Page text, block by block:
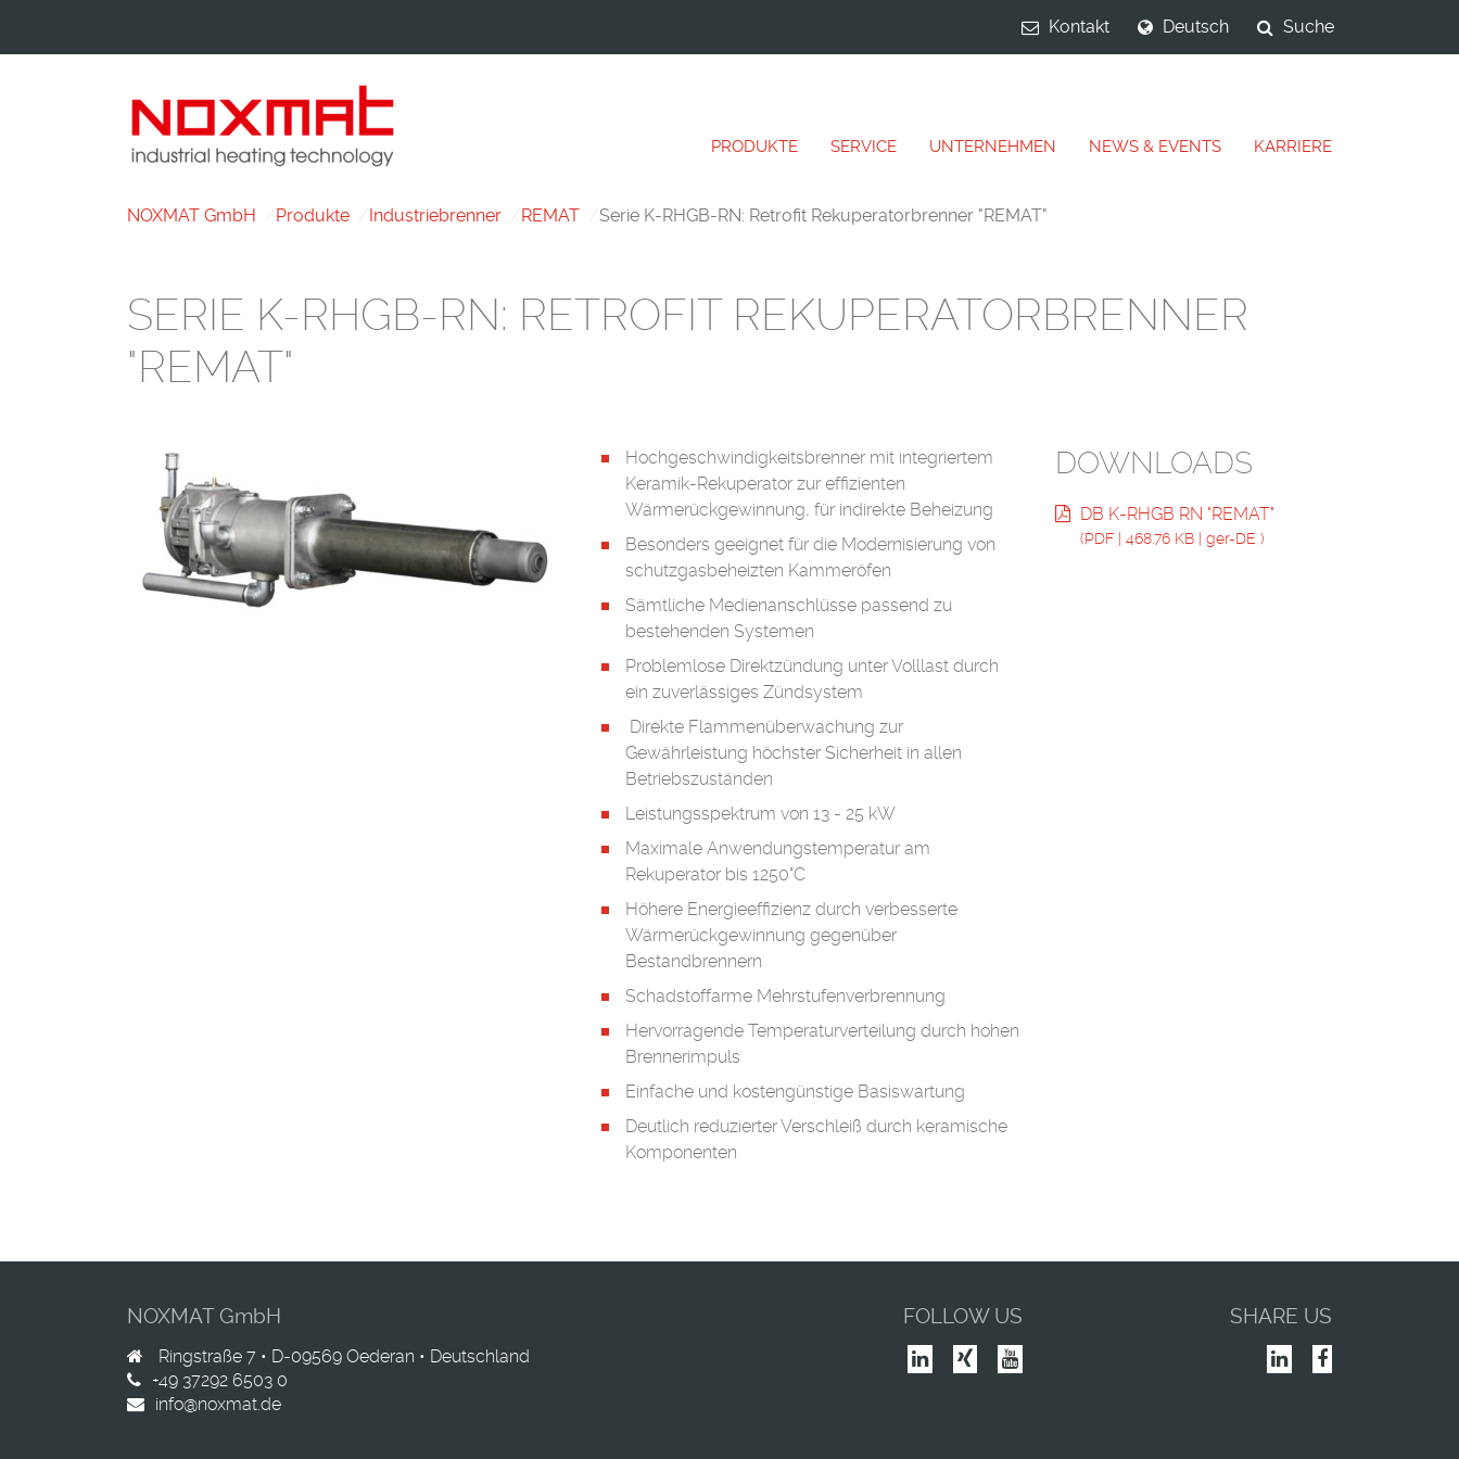
Kontakt Deutsch Suche
PRODUKTE SERVICE UNTERNEHMEN NEWS & EVENTS KARRIERE
NOXMAT GmbH Produkte Industriebrenner REMAT Serie K-RHGB-RN: Retrofit Rekuperatorbrenner "REMAT"
SERIE K-RHGB-RN: RETROFIT REKUPERATORBRENNER
"REMAT"
Hochgeschwindigkeitsbrenner mit integriertem
Keramik-Rekuperator zur effizienten
Wärmerückgewinnung, für indirekte Beheizung
Besonders geeignet für die Modernisierung von
schutzgasbeheizten Kammeröfen
Sämtliche Medienanschlüsse passend zu
bestehenden Systemen
Problemlose Direktzündung unter Volllast durch
ein zuverlässiges Zündsystem
Direkte Flammenüberwachung zur
Gewährleistung höchster Sicherheit in allen
Betriebszuständen
Leistungsspektrum von 13 - 25 kW
Maximale Anwendungstemperatur am
Rekuperator bis 1250°C
Höhere Energieeffizienz durch verbesserte
Wärmerückgewinnung gegenüber
Bestandbrennern
Schadstoffarme Mehrstufenverbrennung
Hervorragende Temperaturverteilung durch hohen
Brennerimpuls
Einfache und kostengünstige Basiswartung
Deutlich reduzierter Verschleiß durch keramische
Komponenten
DOWNLOADS
DB K-RHGB RN "REMAT"
(PDF 468.76 KB ger-DE )
NOXMAT GmbH
Ringstraße 7 • D-09569 Oederan • Deutschland
+49 37292 6503 0
info@noxmat.de
FOLLOW US SHARE US